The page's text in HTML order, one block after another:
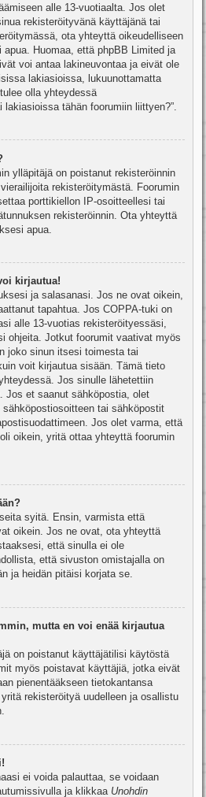
alle 13-vuotiaalta. Jos olet
rekisteröityvänä käyttäjänä tai
ota yhteyttä oikeudelliseen
apua. Huomaa, että phpBB Limited ja
voi antaa lakineuvontaa ja eivät ole
lakiasioissa, lukuunottamatta
olla yhteydessä
tähän foorumiin liittyen?”.
ylläpitäjä on poistanut rekisteröinnin
rekisteröitymästä. Foorumin
porttikiellon IP-osoitteellesi tai
rekisteröinnin. Ota yhteyttä
apua.
kirjautua!
ja salasanasi. Jos ne ovat oikein,
tapahtua. Jos COPPA-tuki on
alle 13-vuotias rekisteröityessäsi,
ohjeita. Jotkut foorumit vaativat myös
joko sinun itsesi toimesta tai
voit kirjautua sisään. Tämä tieto
Jos sinulle lähetettiin
Jos et saanut sähköpostia, olet
tai sähköpostit
Jos olet varma, että
oikein, yritä ottaa yhteyttä foorumin
syitä. Ensin, varmista että
oikein. Jos ne ovat, ota yhteyttä
että sinulla ei ole
että sivuston omistajalla on
ja heidän pitäisi korjata se.
mutta en voi enää kirjautua
on poistanut käyttäjätilisi käytöstä
myös poistavat käyttäjiä, jotka eivät
pienentääkseen tietokantansa
rekisteröityä uudelleen ja osallistu
ei voida palauttaa, se voidaan
ja klikkaa Unohdin